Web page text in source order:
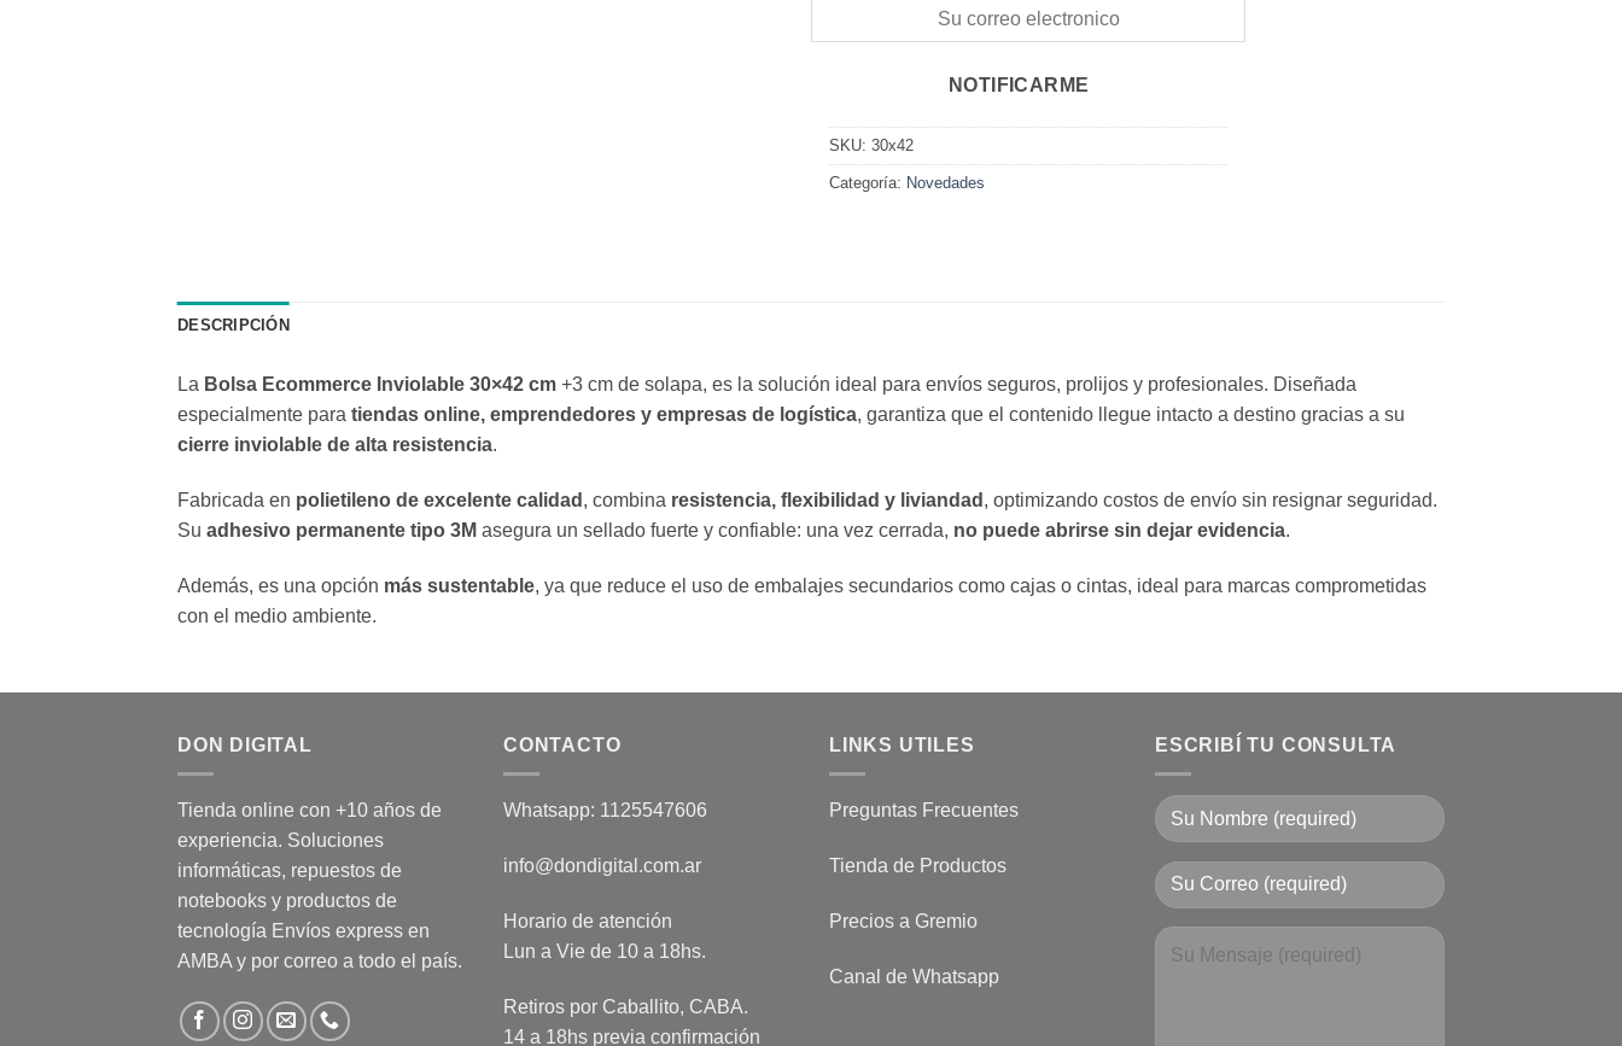
NOTIFICARME
SKU: 30x42
Categoría: Novedades
DESCRIPCIÓN
La Bolsa Ecommerce Inviolable 30×42 cm +3 cm de solapa, es la solución ideal para envíos seguros, prolijos y profesionales. Diseñada
especialmente para tiendas online, emprendedores y empresas de logística, garantiza que el contenido llegue intacto a destino gracias a su
cierre inviolable de alta resistencia.
Fabricada en polietileno de excelente calidad , combina resistencia, flexibilidad y liviandad , optimizando costos de envío sin resignar seguridad.
Su adhesivo permanente tipo 3M asegura un sellado fuerte y confiable: una vez cerrada, no puede abrirse sin dejar evidencia.
Además, es una opción más sustentable, ya que reduce el uso de embalajes secundarios como cajas o cintas, ideal para marcas comprometidas
con el medio ambiente.
DON DIGITAL
Tienda online con +10 años de
experiencia. Soluciones
informáticas, repuestos de
notebooks y productos de
tecnología Envíos express en
AMBA y por correo a todo el país.
CONTACTO
Whatsapp: 1125547606
info@dondigital.com.ar
Horario de atención
Lun a Vie de 10 a 18hs.
Retiros por Caballito, CABA.
14 a 18hs previa confirmación
LINKS UTILES
Preguntas Frecuentes
Tienda de Productos
Precios a Gremio
Canal de Whatsapp
ESCRIBÍ TU CONSULTA